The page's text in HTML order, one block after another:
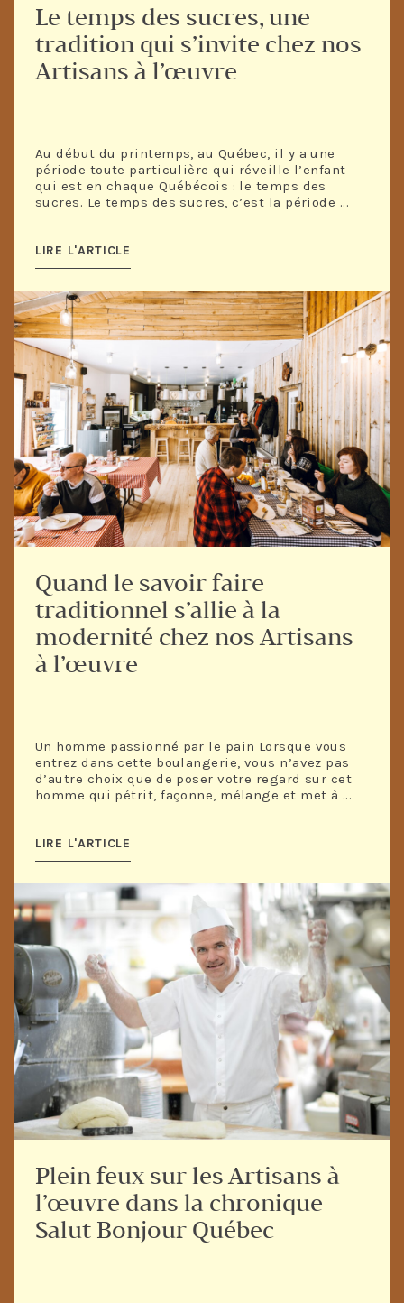
Le temps des sucres, une
tradition qui s’invite chez nos
Artisans à l’œuvre
Au début du printemps, au Québec, il y a une
période toute particulière qui réveille l’enfant
qui est en chaque Québécois : le temps des
sucres. Le temps des sucres, c’est la période ...
LIRE L'ARTICLE
Quand le savoir faire
traditionnel s’allie à la
modernité chez nos Artisans
à l’œuvre
Un homme passionné par le pain Lorsque vous
entrez dans cette boulangerie, vous n’avez pas
d’autre choix que de poser votre regard sur cet
homme qui pétrit, façonne, mélange et met à ...
LIRE L'ARTICLE
Plein feux sur les Artisans à
l’œuvre dans la chronique
Salut Bonjour Québec